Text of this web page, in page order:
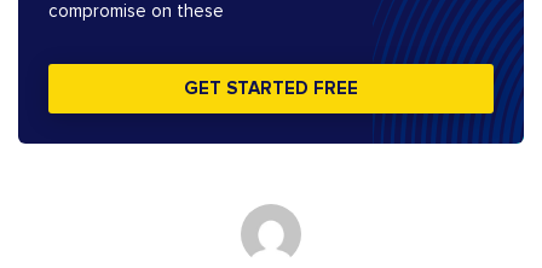
compromise on these
GET STARTED FREE